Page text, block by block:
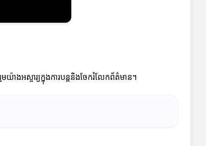
ងអស្ចារ្យក្នុងការបន្ដនិងចែករំលែកព័ត៌មាន។